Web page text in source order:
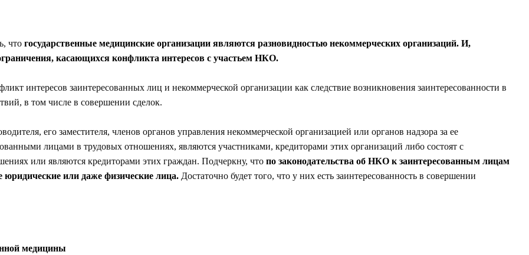
что государственные медицинские организации являются разновидностью некоммерческих организаций. И,
касающихся конфликта интересов с участьем НКО.
интересов заинтересованных лиц и некоммерческой организации как следствие возникновения заинтересованности в
в том числе в совершении сделок.
его заместителя, членов органов управления некоммерческой организацией или органов надзора за ее
лицами в трудовых отношениях, являются участниками, кредиторами этих организаций либо состоят с
или являются кредиторами этих граждан. Подчеркну, что по законодательства об НКО к заинтересованным лицам
или даже физические лица. Достаточно будет того, что у них есть заинтересованность в совершении
медицины